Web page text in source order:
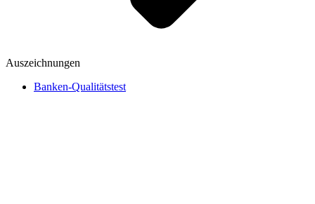
Auszeichnungen
Banken-Qualitätstest